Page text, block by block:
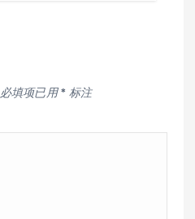
必填项已用* 标注